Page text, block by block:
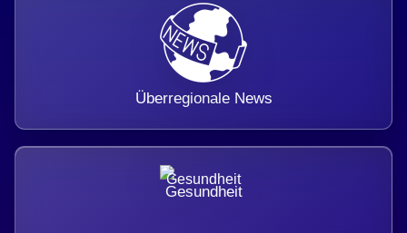
Überregionale News
Gesundheit